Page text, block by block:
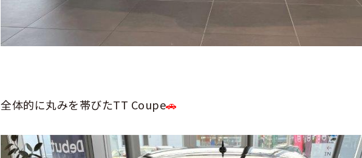
全体的に丸みを帯びたTT Coupe🚗